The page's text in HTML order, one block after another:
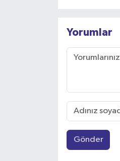
Yorumlar
Gönder